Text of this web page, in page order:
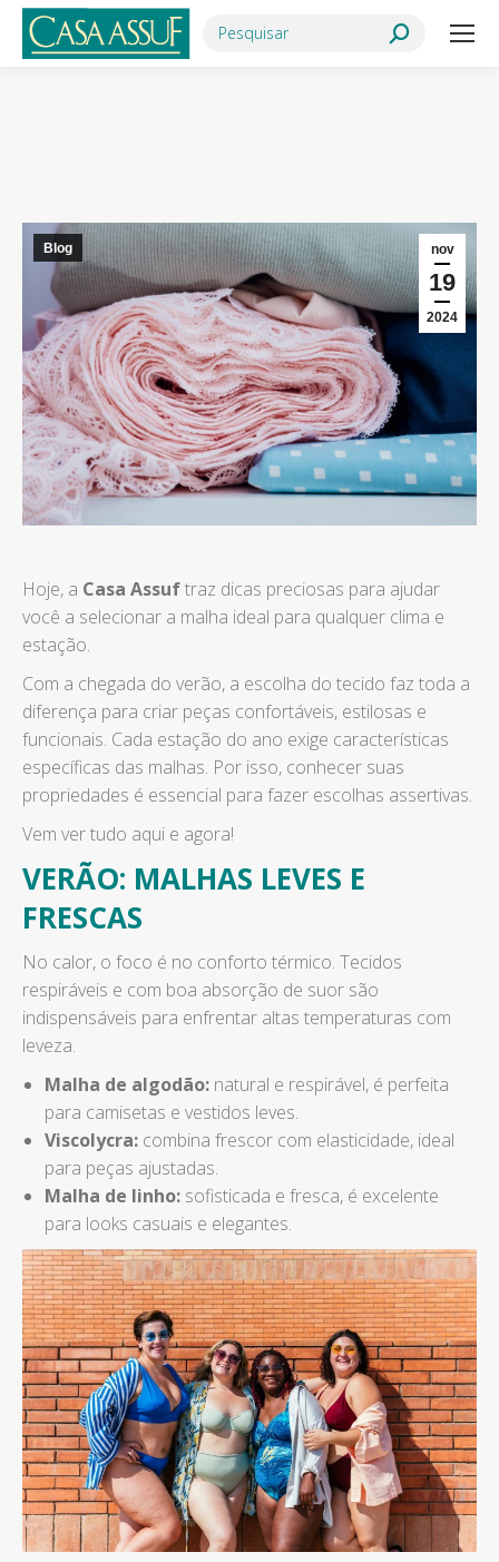
Search:
nov
19
2024
Blog
Hoje, a Casa Assuftraz dicas preciosas para ajudar
você a selecionar a malha ideal para qualquer clima e
estação.
Com a chegada do verão, a escolha do tecido faz toda a
diferença para criar peças confortáveis, estilosas e
funcionais. Cada estação do ano exige características
específicas das malhas. Por isso, conhecer suas
propriedades é essencial para fazer escolhas assertivas.
Vem ver tudo aqui e agora!
VERÃO: MALHAS LEVES E
FRESCAS
No calor, o foco é no conforto térmico. Tecidos
respiráveis e com boa absorção de suor são
indispensáveis para enfrentar altas temperaturas com
leveza.
Malha de algodão: natural e respirável, é perfeita
para camisetas e vestidos leves.
Viscolycra: combina frescor com elasticidade, ideal
para peças ajustadas.
Malha de linho: sofisticada e fresca, é excelente
para looks casuais e elegantes.